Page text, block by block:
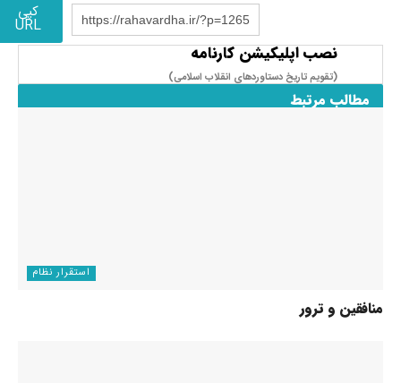
https://rahavardha.ir/?p=1265 کپی
URL
نصب اپلیکیشن کارنامه
(تقویم تاریخ دستاوردهای انقلاب اسلامی​)
مطالب مرتبط
استقرار نظام
منافقین و ترور